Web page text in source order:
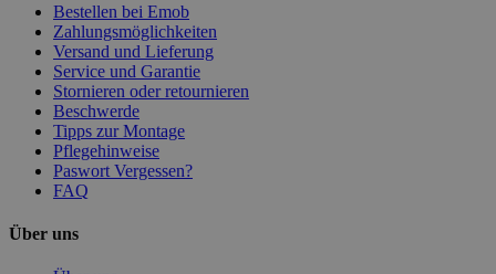
Bestellen bei Emob
Zahlungsmöglichkeiten
Versand und Lieferung
Service und Garantie
Stornieren oder retournieren
Beschwerde
Tipps zur Montage
Pflegehinweise
Paswort Vergessen?
FAQ
Über uns